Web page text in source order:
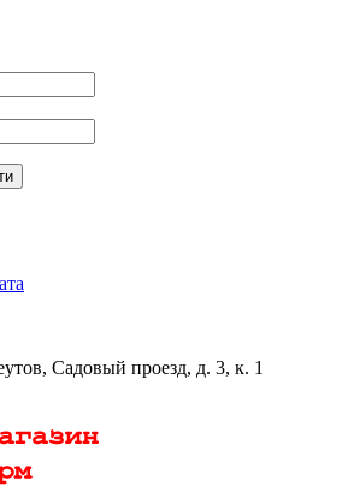
Садовый проезд, д. 3, к. 1